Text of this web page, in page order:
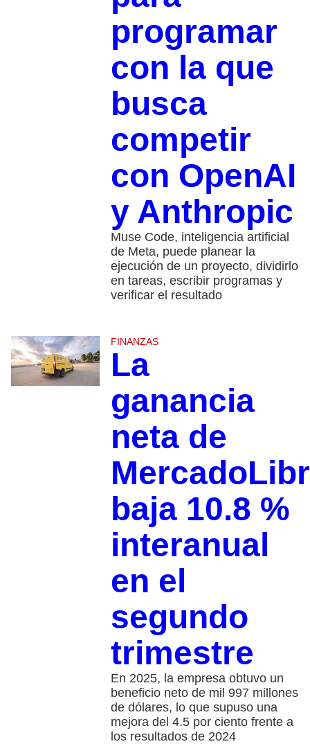
programar
con la que
busca
competir
con OpenAI
y Anthropic
Muse Code, inteligencia artificial
de Meta, puede planear la
ejecución de un proyecto, dividirlo
en tareas, escribir programas y
verificar el resultado
FINANZAS
La
ganancia
neta de
baja 10.8 %
interanual
en el
segundo
trimestre
En 2025, la empresa obtuvo un
beneficio neto de mil 997 millones
de dólares, lo que supuso una
mejora del 4.5 por ciento frente a
los resultados de 2024